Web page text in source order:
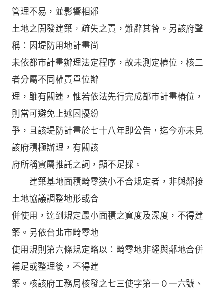
管理不易，並影響相鄰
土地之開發建築，疏失之責，難辭其咎。另該府聲
稱：因堤防用地計畫尚
未依都市計畫辦理法定程序，故未測定樁位，核二
者分屬不同權責單位辦
理，雖有關連，惟若依法先行完成都市計畫樁位，
則當可避免上述困擾紛
爭，且該堤防計畫於七十八年即公告，迄今亦未見
該府積極辦理，有關該
府所稱實屬推託之詞，顯不足採。
建築基地面積畸零狹小不合規定者，非與鄰接
土地協議調整地形或合
併使用，達到規定最小面積之寬度及深度，不得建
築。另依台北市畸零地
使用規則第六條規定略以：畸零地非經與鄰地合併
補足或整理後，不得建
築。核該府工務局核發之七三使字第一０一六號、